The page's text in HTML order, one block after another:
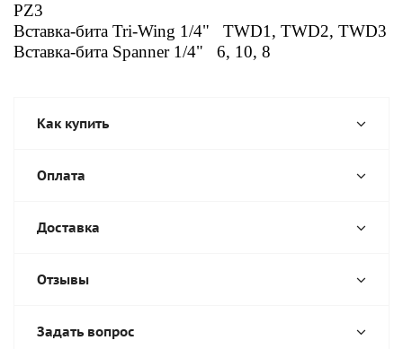
PZ3
Вставка-бита Tri-Wing 1/4" TWD1, TWD2, TWD3
Вставка-бита Spanner 1/4" 6, 10, 8
Как купить
Оплата
Доставка
Отзывы
Задать вопрос